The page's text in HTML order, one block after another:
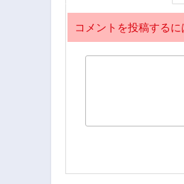
コメントを投稿するに